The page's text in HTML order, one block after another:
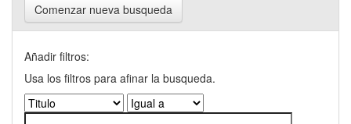
Comenzar nueva busqueda
Añadir filtros:
Usa los filtros para afinar la busqueda.